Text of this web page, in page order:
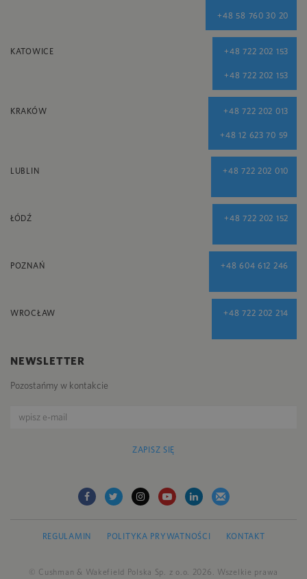
+48 58 760 30 20
KATOWICE +48 722 202 153
+48 722 202 153
KRAKÓW +48 722 202 013
+48 12 623 70 59
LUBLIN +48 722 202 010
ŁÓDŹ +48 722 202 152
POZNAŃ +48 604 612 246
WROCŁAW +48 722 202 214
NEWSLETTER
Pozostańmy w kontakcie
ZAPISZ SIĘ
REGULAMIN POLITYKA PRYWATNOŚCI KONTAKT
© Cushman & Wakefield Polska Sp. z o.o. 2026. Wszelkie prawa